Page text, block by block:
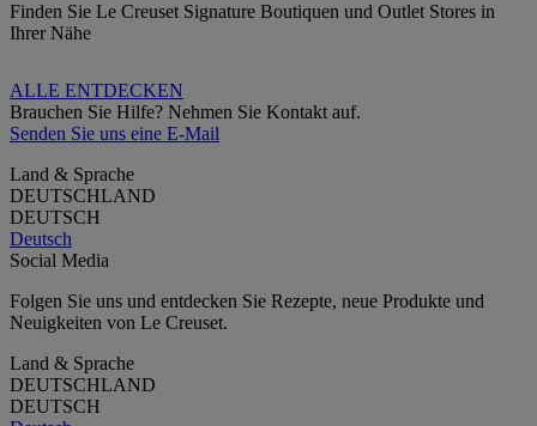
Finden Sie Le Creuset Signature Boutiquen und Outlet Stores in
Ihrer Nähe
ALLE ENTDECKEN
Brauchen Sie Hilfe? Nehmen Sie Kontakt auf.
Senden Sie uns eine E-Mail
Land & Sprache
DEUTSCHLAND
DEUTSCH
Deutsch
Social Media
Folgen Sie uns und entdecken Sie Rezepte, neue Produkte und
Neuigkeiten von Le Creuset.
Land & Sprache
DEUTSCHLAND
DEUTSCH